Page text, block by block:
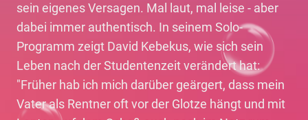
sein eigenes Versagen. Mal laut, mal leise - aber
dabei immer authentisch. In seinem Solo-
Programm zeigt David Kebekus, wie sich sein
Leben nach der Studentenzeit verändert hat:
"Früher hab ich mich darüber geärgert, dass mein
Vater als Rentner oft vor der Glotze hängt und mit